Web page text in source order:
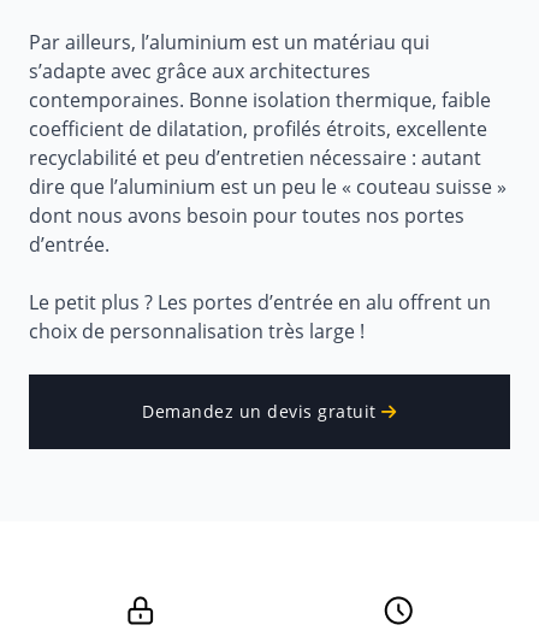
Par ailleurs, l’aluminium est un matériau qui
s’adapte avec grâce aux architectures
contemporaines. Bonne isolation thermique, faible
coefficient de dilatation, profilés étroits, excellente
recyclabilité et peu d’entretien nécessaire : autant
dire que l’aluminium est un peu le « couteau suisse »
dont nous avons besoin pour toutes nos portes
d’entrée.
Le petit plus ? Les portes d’entrée en alu offrent un
choix de personnalisation très large !
Demandez un devis gratuit